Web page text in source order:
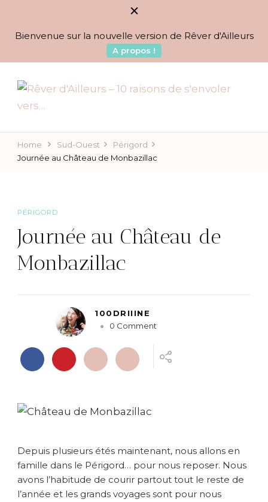
Bienvenue sur la nouvelle version de Rêver d'Ailleurs
A propos !
Rêver d'Ailleurs – 10
BLOG VOYAGES DEPUIS 2010
Home Sud-Ouest
Périgord
Journée au Château de Monbazillac
PÉRIGORD
Journée au Château de
Monbazillac
100DRIIINE
0 Comment
u
C
h
Depuis plusieurs étés maintenant, nous allons en
famille dans le Périgord… pour nous reposer. Nous
avons l’habitude de courir partout tout le reste de
l’année et les grands voyages sont pour nous